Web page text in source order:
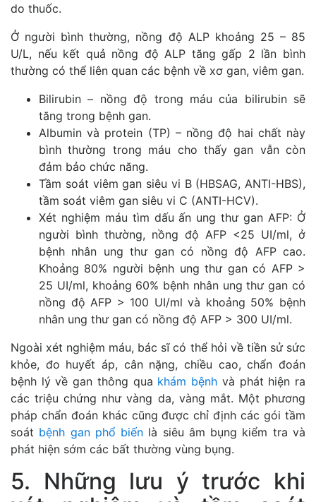
do thuốc.
Ở người bình thường, nồng độ ALP khoảng 25 – 85
U/L, nếu kết quả nồng độ ALP tăng gấp 2 lần bình
thường có thể liên quan các bệnh về xơ gan, viêm gan.
Bilirubin – nồng độ trong máu của bilirubin sẽ
tăng trong bệnh gan.
Albumin và protein (TP) – nồng độ hai chất này
bình thường trong máu cho thấy gan vẫn còn
đảm bảo chức năng.
Tầm soát viêm gan siêu vi B (HBSAG, ANTI-HBS),
tầm soát viêm gan siêu vi C (ANTI-HCV).
Xét nghiệm máu tìm dấu ấn ung thư gan AFP: Ở
người bình thường, nồng độ AFP <25 UI/ml, ở
bệnh nhân ung thư gan có nồng độ AFP cao.
Khoảng 80% người bệnh ung thư gan có AFP >
25 UI/ml, khoảng 60% bệnh nhân ung thư gan có
nồng độ AFP > 100 UI/ml và khoảng 50% bệnh
nhân ung thư gan có nồng độ AFP > 300 UI/ml.
Ngoài xét nghiệm máu, bác sĩ có thể hỏi về tiền sử sức
khỏe, đo huyết áp, cân nặng, chiều cao, chẩn đoán
bệnh lý về gan thông qua khám bệnh và phát hiện ra
các triệu chứng như vàng da, vàng mắt. Một phương
pháp chẩn đoán khác cũng được chỉ định các gói tầm
soát bệnh gan phổ biến là siêu âm bụng kiểm tra và
phát hiện sớm các bất thường vùng bụng.
5. Những lưu ý trước khi